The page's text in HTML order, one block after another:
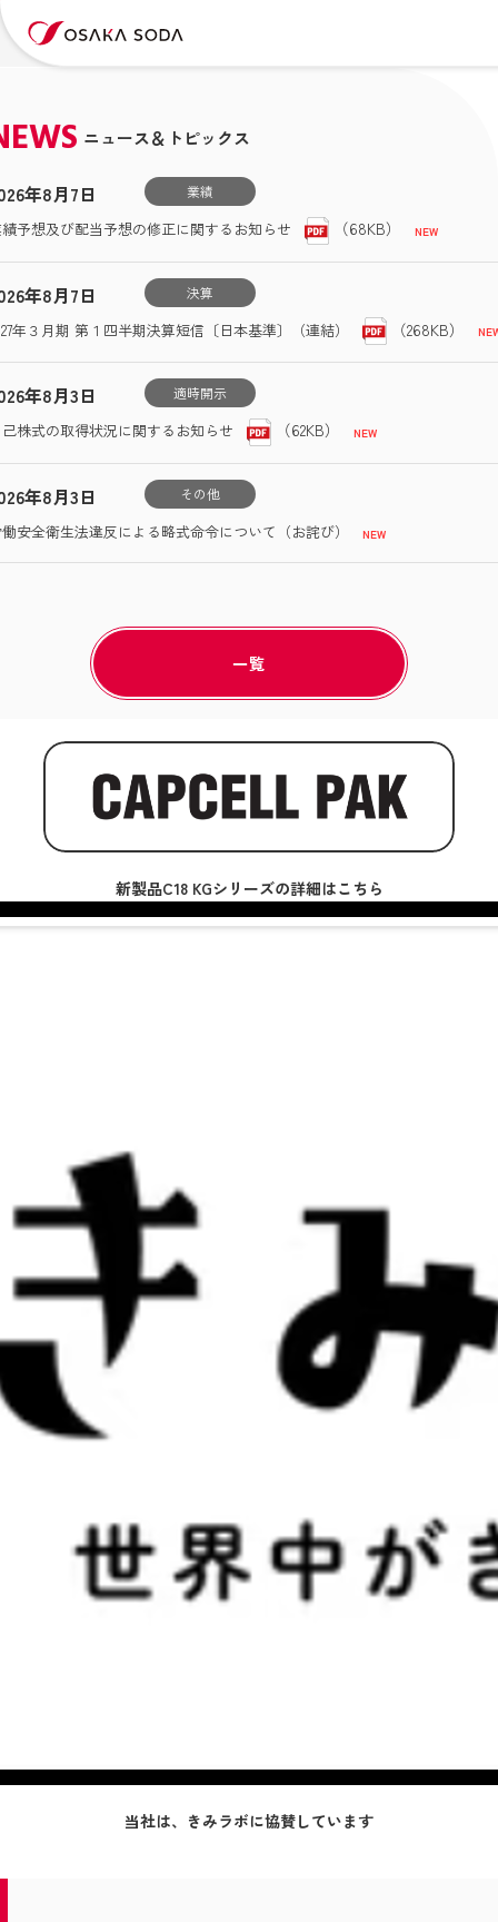
ニュース＆トピックス
年8月7日 業績
予想及び配当予想の修正に関するお知らせ （68KB）
年8月7日 決算
年３月期 第１四半期決算短信〔日本基準〕（連結） （268KB）
年8月3日 適時開示
株式の取得状況に関するお知らせ （62KB）
年8月3日 その他
安全衛生法違反による略式命令について（お詫び）
一覧
新製品C18 KGシリーズの詳細はこちら
当社は、きみラボに協賛しています